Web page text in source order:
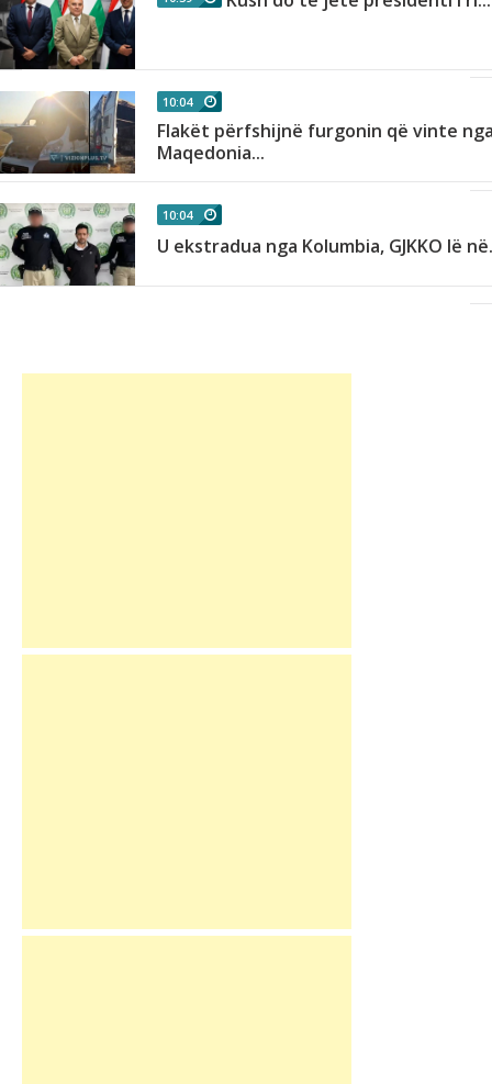
10:04
Flakët përfshijnë furgonin që vinte
Maqedonia...
10:04
U ekstradua nga Kolumbia, GJKKO lë